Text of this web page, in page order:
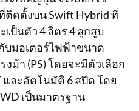
ดตั้งบน Swift Hybrid ที่
ป็นตัว 4 ลิตร 4 ลูกสูบ
กับมอเตอร์ไฟฟ้าขนาด
งม้า (PS) โดยจะมีตัวเลือก
และอัตโนมัติ 6 สปีด โดย
เป็นมาตรฐาน